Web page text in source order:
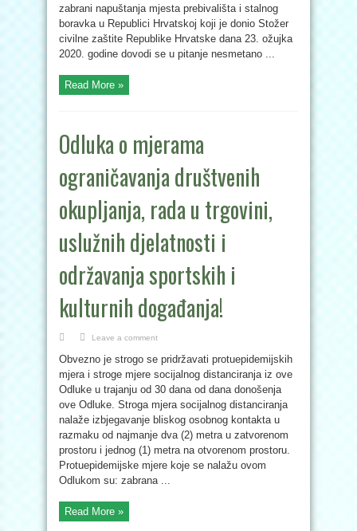
zabrani napuštanja mjesta prebivališta i stalnog
boravka u Republici Hrvatskoj koji je donio Stožer
civilne zaštite Republike Hrvatske dana 23. ožujka
2020. godine dovodi se u pitanje nesmetano ...
Read More »
Odluka o mjerama
ograničavanja društvenih
okupljanja, rada u trgovini,
uslužnih djelatnosti i
održavanja sportskih i
kulturnih događanja!
Leave a comment
Obvezno je strogo se pridržavati protuepidemijskih
mjera i stroge mjere socijalnog distanciranja iz ove
Odluke u trajanju od 30 dana od dana donošenja
ove Odluke. Stroga mjera socijalnog distanciranja
nalaže izbjegavanje bliskog osobnog kontakta u
razmaku od najmanje dva (2) metra u zatvorenom
prostoru i jednog (1) metra na otvorenom prostoru.
Protuepidemijske mjere koje se nalažu ovom
Odlukom su: zabrana ...
Read More »